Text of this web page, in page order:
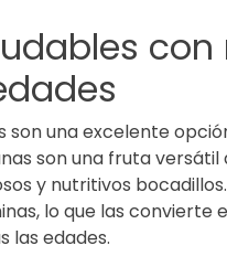
son una excelente
son una fruta
y nutritivos
lo que las convierte
las edades.